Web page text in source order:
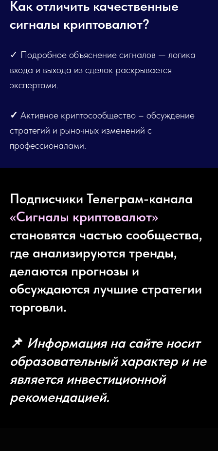
Как отличить качественные
сигналы криптовалют?
✓ Подробное объяснение сигналов — логика
входа и выхода из сделок раскрывается
экспертами.
✓ Активное криптосообщество – обсуждение
стратегий и рыночных изменений с
профессионалами.
Подписчики Телеграм-канала
«Сигналы криптовалют»
становятся частью сообщества,
где анализируются тренды,
делаются прогнозы и
обсуждаются лучшие стратегии
торговли.
📌 Информация на сайте носит
образовательный характер и не
является инвестиционной
рекомендацией.